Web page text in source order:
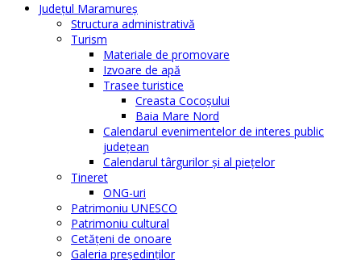
Judeţul Maramureş
Structura administrativă
Turism
Materiale de promovare
Izvoare de apă
Trasee turistice
Creasta Cocoșului
Baia Mare Nord
Calendarul evenimentelor de interes public
judeţean
Calendarul târgurilor şi al pieţelor
Tineret
ONG-uri
Patrimoniu UNESCO
Patrimoniu cultural
Cetăţeni de onoare
Galeria președinților